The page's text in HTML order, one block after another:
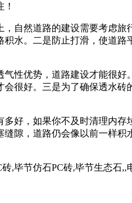
自然道路的建设需要考虑旅
水。二是防止打滑，使道路
性优势，道路建设才能很
很好。三是为了确保透水
，如果你不及时清理内存
隙，道路仍会像以前一样
,毕节仿石PC砖,毕节生态石,,